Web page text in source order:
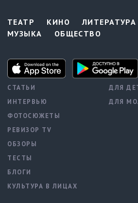
ТЕАТР КИНО ЛИТЕРАТУРА
МУЗЫКА
ОБЩЕСТВО
СТАТЬИ
ИНТЕРВЬЮ
ФОТОСЮЖЕТЫ
РЕВИЗОР TV
ОБЗОРЫ
ТЕСТЫ
БЛОГИ
КУЛЬТУРА В ЛИЦАХ
ДЛЯ
ДЛЯ